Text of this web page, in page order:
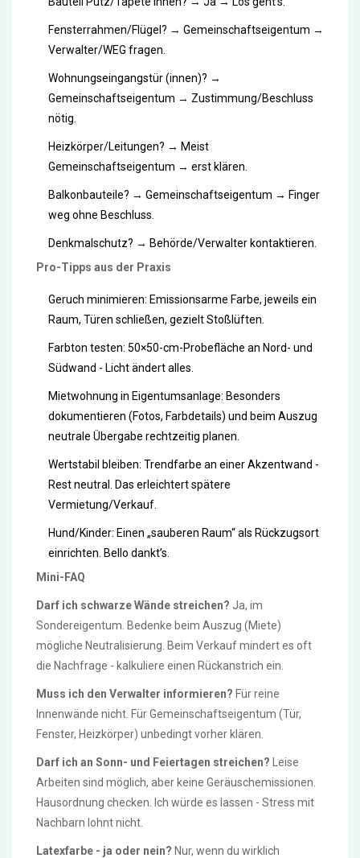
Fensterrahmen/Flügel? → Gemeinschaftseigentum →
Verwalter/WEG fragen.
Wohnungseingangstür (innen)? →
Gemeinschaftseigentum → Zustimmung/Beschluss
nötig.
Heizkörper/Leitungen? → Meist
Gemeinschaftseigentum → erst klären.
Balkonbauteile? → Gemeinschaftseigentum → Finger
weg ohne Beschluss.
Denkmalschutz? → Behörde/Verwalter kontaktieren.
Pro-Tipps aus der Praxis
Geruch minimieren: Emissionsarme Farbe, jeweils ein
Raum, Türen schließen, gezielt Stoßlüften.
Farbton testen: 50×50-cm-Probefläche an Nord- und
Südwand - Licht ändert alles.
Mietwohnung in Eigentumsanlage: Besonders
dokumentieren (Fotos, Farbdetails) und beim Auszug
neutrale Übergabe rechtzeitig planen.
Wertstabil bleiben: Trendfarbe an einer Akzentwand -
Rest neutral. Das erleichtert spätere
Vermietung/Verkauf.
Hund/Kinder: Einen „sauberen Raum“ als Rückzugsort
einrichten. Bello dankt’s.
Mini-FAQ
Darf ich schwarze Wände streichen? Ja, im
Sondereigentum. Bedenke beim Auszug (Miete)
mögliche Neutralisierung. Beim Verkauf mindert es oft
die Nachfrage - kalkuliere einen Rückanstrich ein.
Muss ich den Verwalter informieren? Für reine
Innenwände nicht. Für Gemeinschaftseigentum (Tür,
Fenster, Heizkörper) unbedingt vorher klären.
Darf ich an Sonn- und Feiertagen streichen? Leise
Arbeiten sind möglich, aber keine Geräuschemissionen.
Hausordnung checken. Ich würde es lassen - Stress mit
Nachbarn lohnt nicht.
Latexfarbe - ja oder nein? Nur, wenn du wirklich